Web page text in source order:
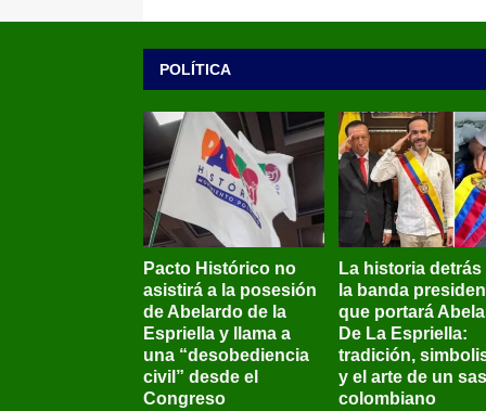
POLÍTICA
Pacto Histórico no
asistirá a la posesión
de Abelardo de la
Espriella y llama a
una “desobediencia
civil” desde el
Congreso
La historia detrás
la banda
que portará
De La Espriella:
tradición,
y el arte de un
colombiano